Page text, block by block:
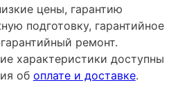
цены, гарантию
подготовку, гарантийное
ремонт.
характеристики доступны
об оплате и доставке.